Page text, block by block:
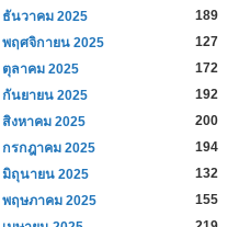
ธันวาคม 2025
189
พฤศจิกายน 2025
127
ตุลาคม 2025
172
กันยายน 2025
192
สิงหาคม 2025
200
กรกฎาคม 2025
194
มิถุนายน 2025
132
พฤษภาคม 2025
155